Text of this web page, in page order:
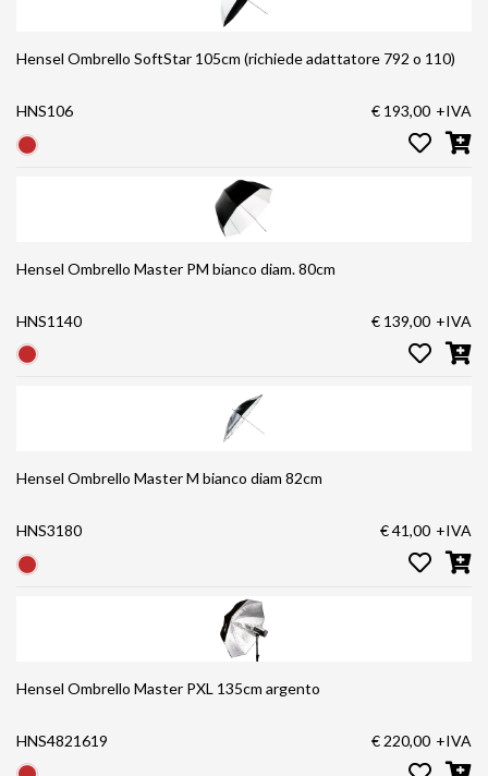
Hensel Ombrello SoftStar 105cm (richiede adattatore 792 o 110)
HNS106 € 193,00 +IVA
Hensel Ombrello Master PM bianco diam. 80cm
HNS1140 € 139,00 +IVA
Hensel Ombrello Master M bianco diam 82cm
HNS3180 € 41,00 +IVA
Hensel Ombrello Master PXL 135cm argento
HNS4821619 € 220,00 +IVA